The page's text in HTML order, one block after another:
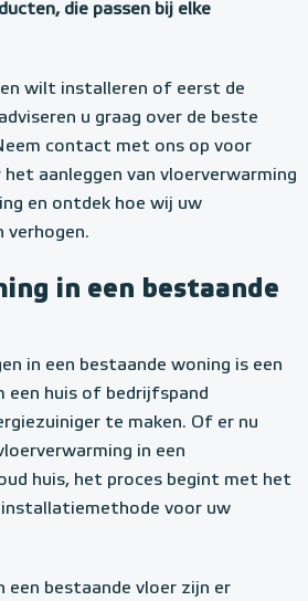
die passen bij elke
wilt installeren of eerst de
u graag over de beste
contact met ons op voor
aanleggen van vloerverwarming
en ontdek hoe wij uw
verhogen.
in een bestaande
in een bestaande woning is een
een huis of bedrijfspand
te maken. Of er nu
in een
huis, het proces begint met het
installatiemethode voor uw
een bestaande vloer zijn er